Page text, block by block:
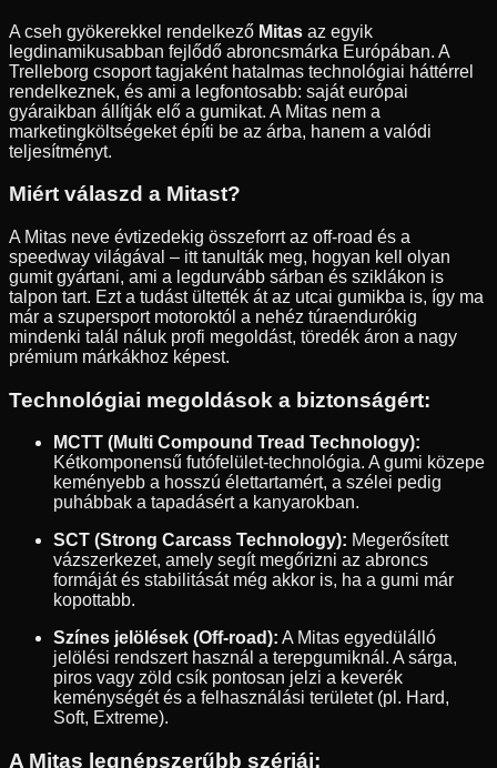
A cseh gyökerekkel rendelkező Mitas az egyik
legdinamikusabban fejlődő abroncsmárka Európában. A
Trelleborg csoport tagjaként hatalmas technológiai háttérrel
rendelkeznek, és ami a legfontosabb: saját európai
gyáraikban állítják elő a gumikat. A Mitas nem a
marketingköltségeket építi be az árba, hanem a valódi
teljesítményt.
Miért válaszd a Mitast?
A Mitas neve évtizedekig összeforrt az off-road és a
speedway világával – itt tanulták meg, hogyan kell olyan
gumit gyártani, ami a legdurvább sárban és sziklákon is
talpon tart. Ezt a tudást ültették át az utcai gumikba is, így ma
már a szupersport motoroktól a nehéz túraendurókig
mindenki talál náluk profi megoldást, töredék áron a nagy
prémium márkákhoz képest.
Technológiai megoldások a biztonságért:
MCTT (Multi Compound Tread Technology):
Kétkomponensű futófelület-technológia. A gumi közepe
keményebb a hosszú élettartamért, a szélei pedig
puhábbak a tapadásért a kanyarokban.
SCT (Strong Carcass Technology): Megerősített
vázszerkezet, amely segít megőrizni az abroncs
formáját és stabilitását még akkor is, ha a gumi már
kopottabb.
Színes jelölések (Off-road): A Mitas egyedülálló
jelölési rendszert használ a terepgumiknál. A sárga,
piros vagy zöld csík pontosan jelzi a keverék
keménységét és a felhasználási területet (pl. Hard,
Soft, Extreme).
A Mitas legnépszerűbb szériái: